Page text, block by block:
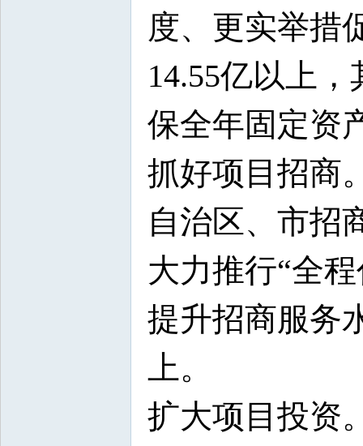
度、更实举措
14.55亿以上
保全年固定资
抓好项目招商
自治区、市招
大力推行“全
提升招商服务
上。
扩大项目投资